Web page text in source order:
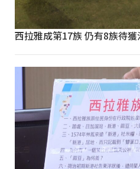
西拉雅成第17族 仍有8族待